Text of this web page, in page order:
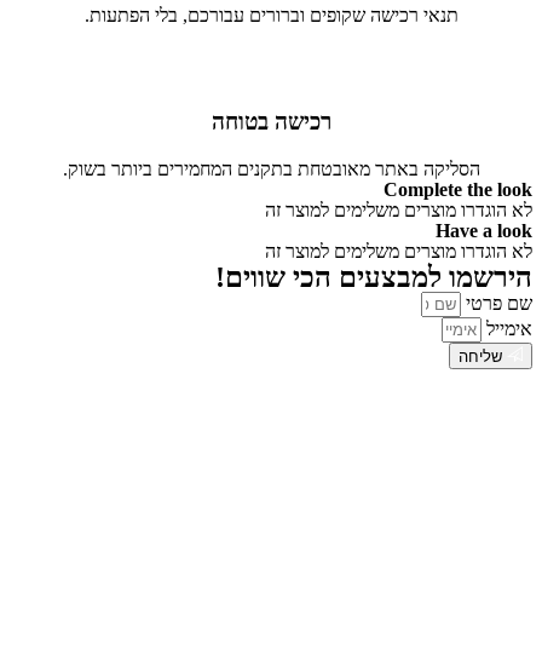
תנאי רכישה שקופים וברורים עבורכם, בלי הפתעות.
רכישה בטוחה
הסליקה באתר מאובטחת בתקנים המחמירים ביותר בשוק.
Complete the look
לא הוגדרו מוצרים משלימים למוצר זה
Have a look
לא הוגדרו מוצרים משלימים למוצר זה
הירשמו למבצעים הכי שווים!
שם פרטי
אימייל
שליחה